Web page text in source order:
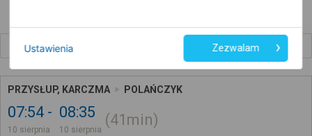
PRZYSŁUP, KARCZMA POLAŃCZYK
07:54
10 sierpnia
08:35
10 sierpnia
41min
Ustawienia Zezwalam